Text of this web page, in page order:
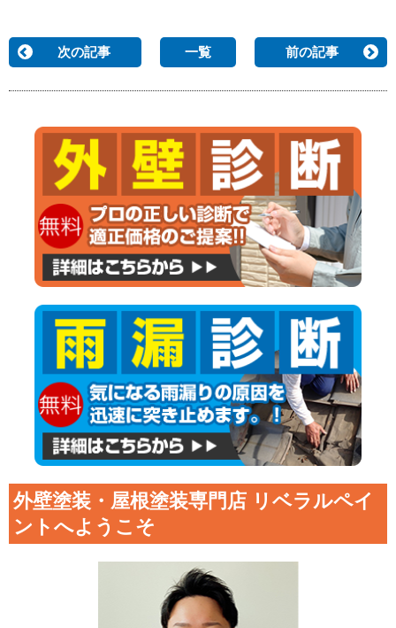
次の記事 一覧 前の記事
外壁塗装・屋根塗装専門店 リベラルペイ
ントへようこそ